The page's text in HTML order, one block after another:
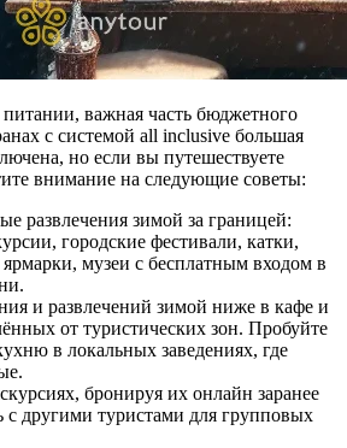
важная часть бюджетного
с системой all inclusive большая
но если вы путешествуете
внимание на следующие советы:
развлечения зимой за границей:
городские фестивали, катки,
музеи с бесплатным входом в
и развлечений зимой ниже в кафе и
от туристических зон. Пробуйте
в локальных заведениях, где
бронируя их онлайн заранее
с другими туристами для групповых